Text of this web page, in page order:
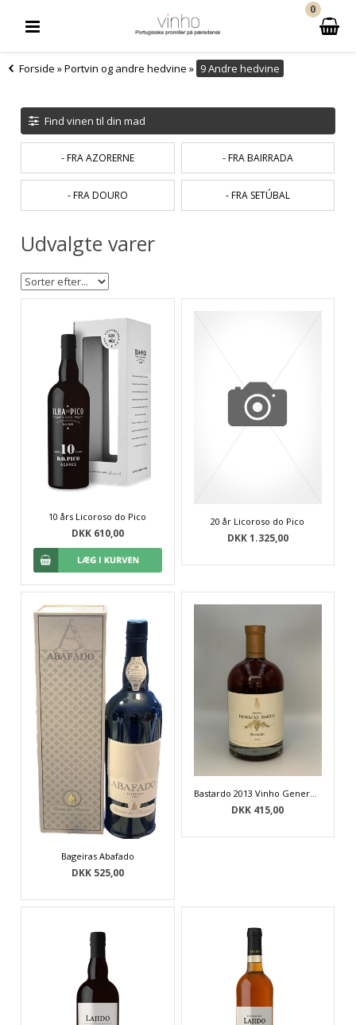
0
Forside »Portvin og andre hedvine » 9 Andre hedvine
Find vinen til din mad
- FRA AZORERNE - FRA BAIRRADA
- FRA DOURO - FRA SETÚBAL
Udvalgte varer
10 års Licoroso do Pico
DKK 610,00
20 år Licoroso do Pico
DKK 1.325,00
Bageiras Abafado
DKK 525,00
Bastardo 2013 Vinho Generoso
DKK 415,00